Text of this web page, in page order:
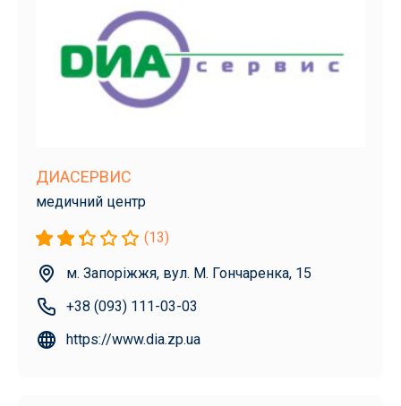
ДИАСЕРВИС
медичний центр
(13)
м. Запоріжжя, вул. М. Гончаренка, 15
+38 (093) 111-03-03
https://www.dia.zp.ua